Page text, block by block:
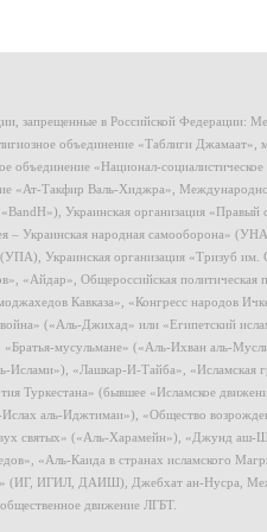
запрещенные в Российской Федерации:
объединение «Таблиги Джамаат»,
объединение «Национал-
«Ат-Такфир Валь-Хиджра»,
Украинская организация «Правый
– Украинская народная самооборона»
Украинская организация «Тризуб им.
«Айдар», Общероссийская
Кавказа», «Конгресс народов
(«Аль-Джихад» или «Египетский
«Братья-мусульмане» («Аль-Ихван аль-
Ислами»), «Лашкар-И-Тайба», «Исламская
Туркестана» (бывшее «Исламское
аль-Иджтимаи»), «Общество
святых» («Аль-Харамейн»), «Джунд аш-
«Аль-Каида в странах исламского
(ИГ, ИГИЛ, ДАИШ), Джебхат ан-Нусра,
движение ЛГБТ.